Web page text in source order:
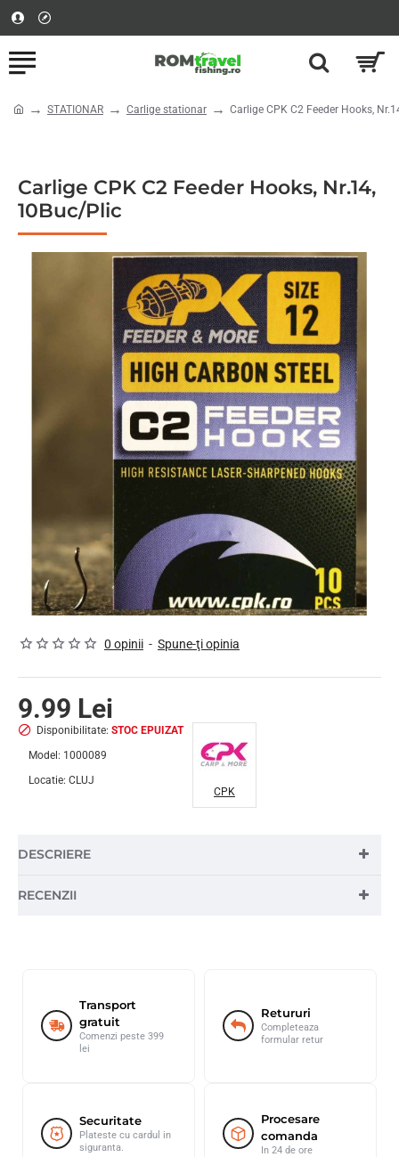
Carlige CPK C2 Feeder Hooks, Nr.14,
10Buc/Plic
STATIONAR Carlige stationar Carlige CPK C2 Feeder Hooks,
STOC EPUIZAT 0 opinii - Spune-ţi opinia
9.99 Lei
Disponibilitate: STOC EPUIZAT
Model: 1000089
Locatie: CLUJ
CPK
DESCRIERE
RECENZII
Transport
gratuit
Comenzi peste 399
lei
Retururi
Completeaza
formular retur
Securitate
Plateste cu cardul in
siguranta.
Procesare
comanda
In 24 de ore